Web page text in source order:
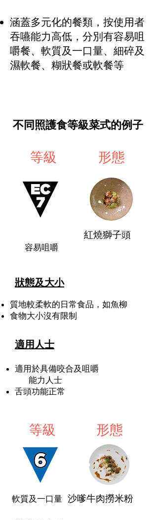
涵蓋多元化的餐類，按使用者
吞嚥能力高低，分別有容易咀
嚼餐、軟質及一口量、細碎及
濕軟餐、糊狀餐或軟餐等
​不同照護食等級菜式的例子
等級 形態
​ 描述及例子
紅燒獅子頭
​容易咀嚼
狀態及大小
質地較柔軟的 日常食品， 如魚柳
食物大小沒有限制
適用人士
適用於具備咬合及咀嚼
能力人士
舌頭功能正常
等級
軟質及一口量
形態
沙嗲牛肉撈米粉